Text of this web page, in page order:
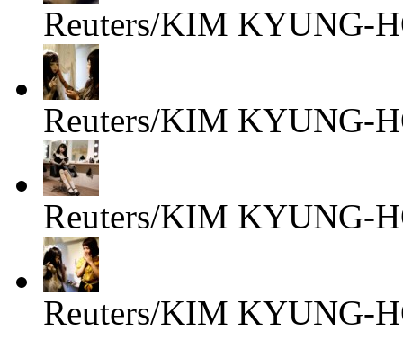
Reuters/KIM KYUNG-
Reuters/KIM KYUNG-
Reuters/KIM KYUNG-
Reuters/KIM KYUNG-